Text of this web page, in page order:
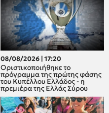
08/08/2026 | 17:20
Οριστικοποιήθηκε το
πρόγραμμα της πρώτης φάσης
του Κυπέλλου Ελλάδος - η
πρεμιέρα της Ελλάς Σύρου